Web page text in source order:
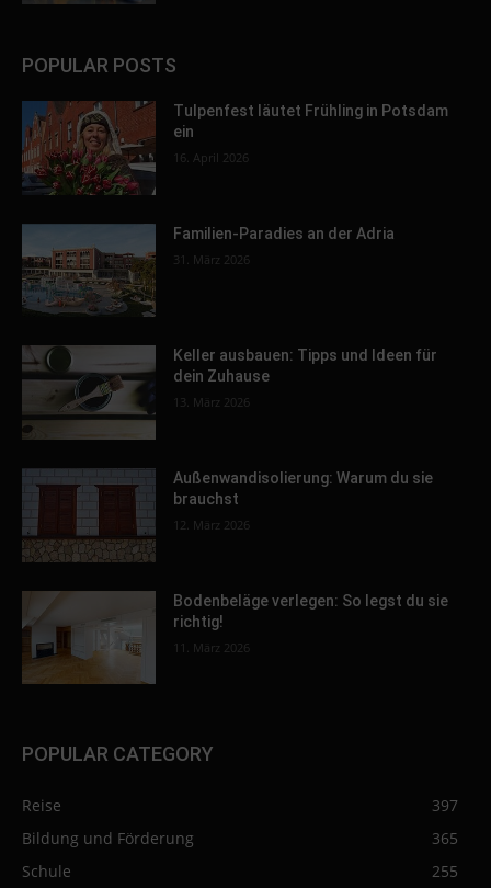
POPULAR POSTS
Tulpenfest läutet Frühling in Potsdam
ein
16. April 2026
Familien-Paradies an der Adria
31. März 2026
Keller ausbauen: Tipps und Ideen für
dein Zuhause
13. März 2026
Außenwandisolierung: Warum du sie
brauchst
12. März 2026
Bodenbeläge verlegen: So legst du sie
richtig!
11. März 2026
POPULAR CATEGORY
Reise
397
Bildung und Förderung
365
Schule
255